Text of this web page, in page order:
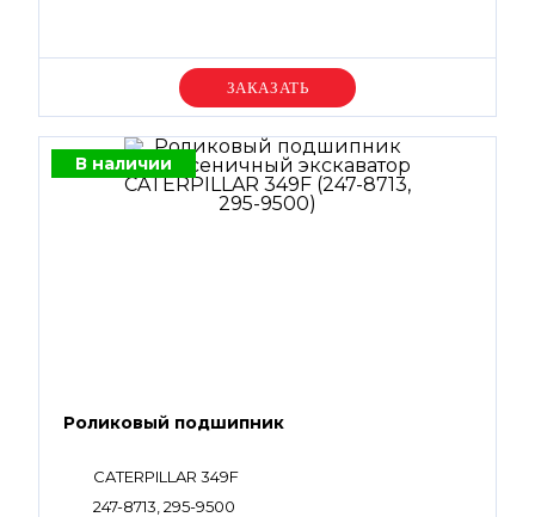
Уточняйте цену
В наличии
Роликовый подшипник
CATERPILLAR 349F
247-8713, 295-9500